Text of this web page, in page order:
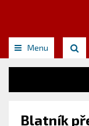
Menu
Blatník